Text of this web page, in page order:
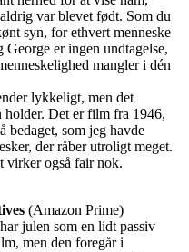
var blevet født. Som du
syn, for ethvert menneske
er ingen undtagelse,
mangler i dén
lykkeligt, men det
holder. Det er film fra 1946,
bedaget, som jeg havde
der råber utroligt meget.
virker også fair nok.
(Amazon Prime)
julen som en lidt passiv
men den foregår i